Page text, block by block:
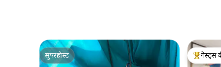
सुपरहोस्ट
सुपरहोस्ट
गेस्ट्स का
गेस्ट्स